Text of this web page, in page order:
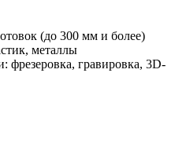
(до 300 мм и более)
металлы
гравировка, 3D-